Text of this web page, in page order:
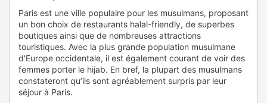
Paris est une ville populaire pour les musulmans, proposant
un bon choix de restaurants halal-friendly, de superbes
boutiques ainsi que de nombreuses attractions
touristiques. Avec la plus grande population musulmane
d'Europe occidentale, il est également courant de voir des
femmes porter le hijab. En bref, la plupart des musulmans
constateront qu’ils sont agréablement surpris par leur
séjour à Paris.